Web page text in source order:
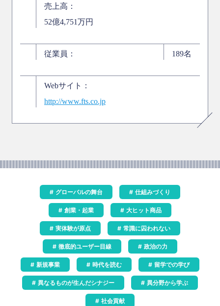
売上高：
52億4,751万円
従業員： 189名
Webサイト：
http://www.fts.co.jp
グローバルの舞台 仕組みづくり
創業・起業 大ヒット商品
実体験が原点 常識に囚われない
徹底的ユーザー目線 政治の力
新規事業 時代を読む 留学での学び
異なるものが生んだシナジー 異分野から学ぶ
社会貢献